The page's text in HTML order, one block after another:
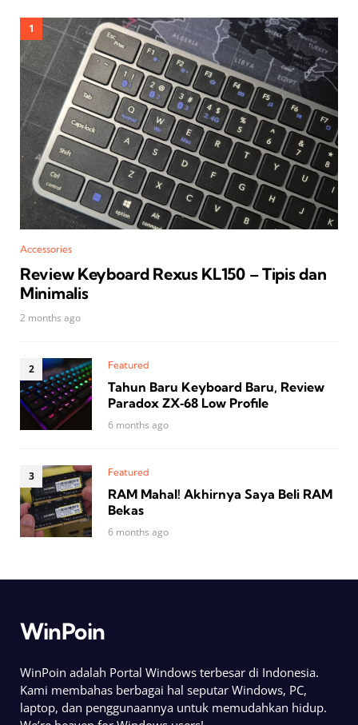
Accessories
Review Keyboard Rexus KL150 – Tipis dan
Minimalis
2 months ago
Featured
Tahun Baru Keyboard Baru, Review
Paradox ZX‑68 Low Profile
6 months ago
Featured
RAM Mahal! Akhirnya Saya Beli RAM
Bekas
6 months ago
WinPoin
WinPoin adalah Portal Windows terbesar di Indonesia.
Kami membahas berbagai hal seputar Windows, PC,
laptop, dan penggunaannya untuk memudahkan hidup.